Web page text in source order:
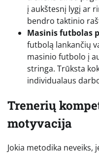
į aukštesnį lygį ar
bendro taktinio
Masinis futbolas
futbolą lankančių
masinio futbolo į
stringa. Trūksta
individualaus
Trenerių
motyvacija
Jokia metodika